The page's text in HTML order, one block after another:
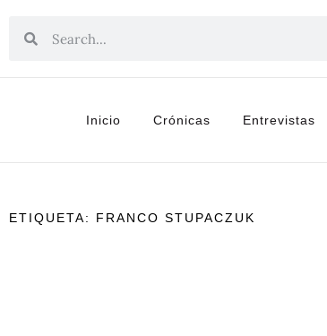
Inicio Crónicas Entrevistas
ETIQUETA: FRANCO STUPACZUK